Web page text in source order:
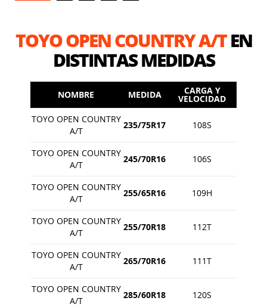
TOYO OPEN COUNTRY A/TEN
DISTINTAS MEDIDAS
NOMBRE MEDIDA CARGA Y
VELOCIDAD
TOYO OPEN COUNTRY
A/T
235/75R17 108S
TOYO OPEN COUNTRY
A/T
245/70R16 106S
TOYO OPEN COUNTRY
A/T
255/65R16 109H
TOYO OPEN COUNTRY
A/T
255/70R18 112T
TOYO OPEN COUNTRY
A/T
265/70R16 111T
TOYO OPEN COUNTRY
A/T
285/60R18 120S